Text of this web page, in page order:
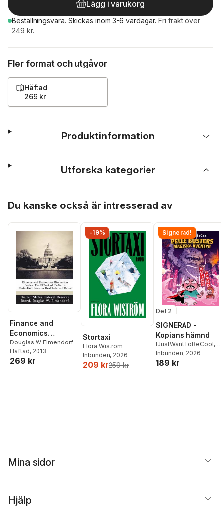
Lägg i varukorg
Beställningsvara. Skickas inom 3-6 vardagar. Fri frakt över
249 kr.
Fler format och utgåvor
Häftad
269 kr
Produktinformation
Utforska kategorier
Du kanske också är intresserad av
Finance and
Economics
Discussion Series
Douglas W Elmendorf
Häftad, 2013
269 kr
-19%
Stortaxi
Flora Wiström
Inbunden, 2026
209 kr259 kr
Signerad!
Del 2
SIGNERAD -
Kopians hämnd
IJustWantToBeCool,
Joel Adolphson
Ejdemo Beer
Inbunden, 2026
189 kr
Mina sidor
Hjälp